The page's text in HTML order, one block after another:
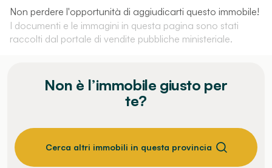
Non perdere l'opportunità di aggiudicarti questo immobile!
I documenti e le immagini in questa pagina sono stati
raccolti dal portale di vendite pubbliche ministeriale.
Non è l’immobile giusto per
te?
Cerca altri immobili in questa provincia